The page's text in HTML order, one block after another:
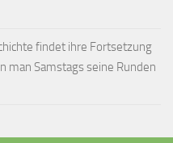
findet ihre Fortsetzung
man Samstags seine Runden